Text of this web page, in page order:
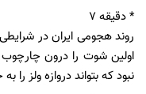
* دقیقه ۷
روند هجومی ایران در
اولین شوت را درون چارچوب
نبود که بتواند دروازه ولز را